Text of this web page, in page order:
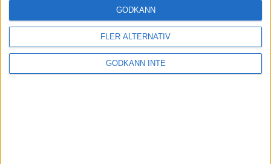
FLER ALTERNATIV
GODKÄNN INTE
GODKÄNN
Berlin Marathon - ett lopp genom
8 okt 1995• Arkiv• Reseberättelser från